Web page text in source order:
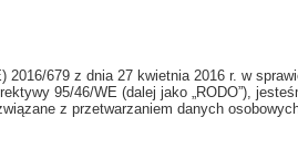
679 z dnia 27 kwietnia 2016 r. w
95/46/WE (dalej jako „RODO”),
z przetwarzaniem danych